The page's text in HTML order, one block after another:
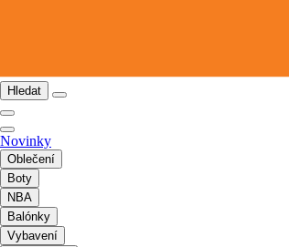
Hledat
Novinky
Oblečení
Boty
NBA
Balónky
Vybavení